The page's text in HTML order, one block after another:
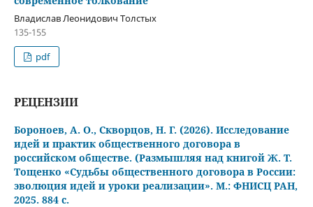
Владислав Леонидович Толстых
135-155
pdf
РЕЦЕНЗИИ
Бороноев, А. О., Скворцов, Н. Г. (2026). Исследование
идей и практик общественного договора в
российском обществе. (Размышляя над книгой Ж. Т.
Тощенко «Судьбы общественного договора в России:
эволюция идей и уроки реализации». М.: ФНИСЦ РАН,
2025. 884 с.